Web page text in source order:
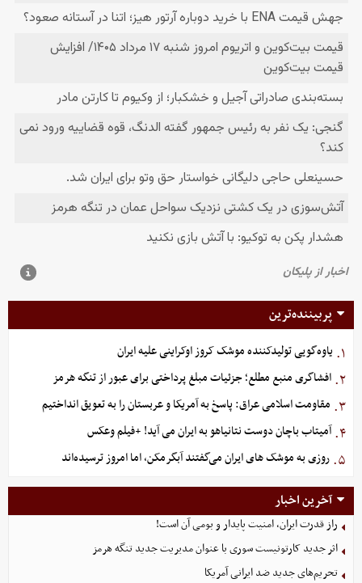
پربیننده‌ترین
۱. یاوه‌گویی تولیدکننده موشک کروز اوکراینی علیه ایران
۲. افشاگری منبع مطلع؛ جزئیات مبلغ پرداختی برای عبور از تنگه هرمز
۳. مقاومت اسلامی عراق: پاسخ به آمریکا و عربستان را به تعویق انداختیم
۴. آمیتاب باچان دوست نتانیاهو به ایران می آید! +فیلم وعکس
۵. روزی به موشک‌ های ایران می‌گفتند آبگرمکن، اما امروز ترسیده‌اند
آخرین اخبار
راز قدرت ایران، امنیت پایدار و بومی آن است!
اثر جدید کارتونیست سوری با عنوان مدیریت جدید تنگه هرمز
تحریم‌های جدید ضد ایرانی آمریکا